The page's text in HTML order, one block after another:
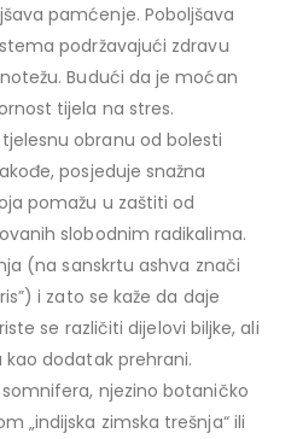
pamćenje. Poboljšava
podržavajući zdravu
Budući da je moćan
tijela na stres.
obranu od bolesti
posjeduje snažna
pomažu u zaštiti od
slobodnim radikalima.
(na sanskrtu ashva znači
i zato se kaže da daje
se različiti dijelovi biljke, ali
dodatak prehrani.
njezino botaničko
„indijska zimska trešnja“ ili